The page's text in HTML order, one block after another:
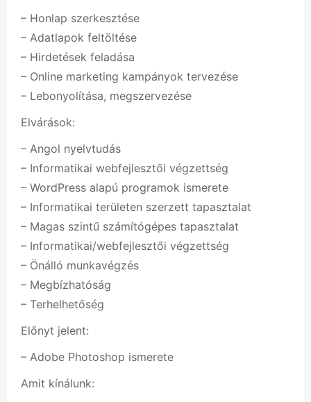
– Honlap szerkesztése
– Adatlapok feltöltése
– Hirdetések feladása
– Online marketing kampányok tervezése
– Lebonyolítása, megszervezése
Elvárások:
– Angol nyelvtudás
– Informatikai webfejlesztői végzettség
– WordPress alapú programok ismerete
– Informatikai területen szerzett tapasztalat
– Magas szintű számítógépes tapasztalat
– Informatikai/webfejlesztői végzettség
– Önálló munkavégzés
– Megbízhatóság
– Terhelhetőség
Előnyt jelent:
– Adobe Photoshop ismerete
Amit kínálunk: